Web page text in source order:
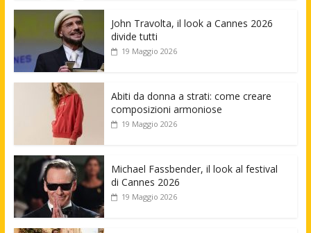
John Travolta, il look a Cannes 2026
divide tutti
19 Maggio 2026
Abiti da donna a strati: come creare
composizioni armoniose
19 Maggio 2026
Michael Fassbender, il look al festival
di Cannes 2026
19 Maggio 2026